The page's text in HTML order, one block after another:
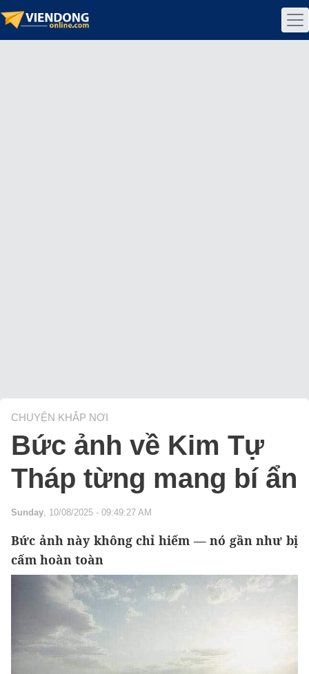
CHUYỆN KHẮP NƠI
Bức ảnh về Kim Tự
Tháp từng mang bí ẩn
Sunday, 10/08/2025 - 09:49:27 AM
Bức ảnh này không chỉ hiếm — nó gần như bị
cấm hoàn toàn